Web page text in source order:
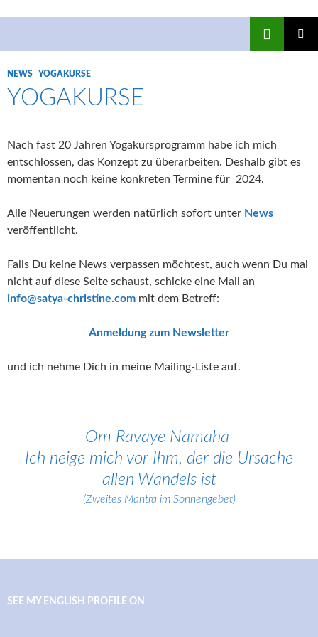
SPRINGEN
NEWS YOGAKURSE
YOGAKURSE
Nach fast 20 Jahren Yogakursprogramm habe ich mich
entschlossen, das Konzept zu überarbeiten. Deshalb gibt es
momentan noch keine konkreten Termine für 2024.
Alle Neuerungen werden natürlich sofort unter News
veröffentlicht.
Falls Du keine News verpassen möchtest, auch wenn Du mal
nicht auf diese Seite schaust, schicke eine Mail an
info@satya-christine.com mit dem Betreff:
Anmeldung zum Newsletter
und ich nehme Dich in meine Mailing-Liste auf.
Om Ravaye Namaha
Ich neige mich vor Ihm, der die Ursache
allen Wandels ist
(Zweites Mantra im Sonnengebet)
SEE MY ENGLISH PROFILE ON